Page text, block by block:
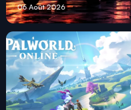
06 Août 2026